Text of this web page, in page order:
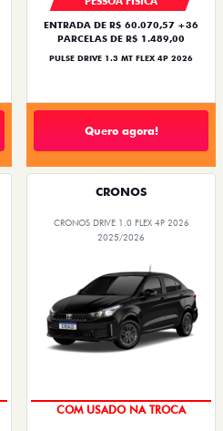
ENTRADA DE R$ 60.070,57 +36
PARCELAS DE R$ 1.489,00
PULSE DRIVE 1.3 MT FLEX 4P 2026
Quero agora!
CRONOS
CRONOS DRIVE 1.0 FLEX 4P 2026
2025/2026
COM USADO NA TROCA